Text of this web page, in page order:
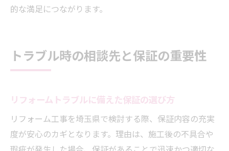
的な満足につながります。
トラブル時の相談先と保証の重要性
リフォームトラブルに備えた保証の選び方
リフォーム工事を埼玉県で検討する際、保証内容の充実
度が安心のカギとなります。理由は、施工後の不具合や